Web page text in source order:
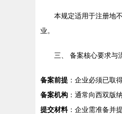
本规定适用于注册地
业。
三、 备案核心要求与
备案前提 ：企业必须已取
备案机构 ：通常向西双版
提交材料：企业需准备并